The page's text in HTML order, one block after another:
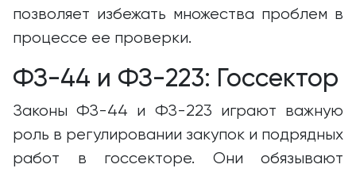
позволяет избежать множества проблем в
процессе ее проверки.
ФЗ-44 и ФЗ-223: Госсектор
Законы ФЗ-44 и ФЗ-223 играют важную
роль в регулировании закупок и подрядных
работ в госсекторе. Они обязывают